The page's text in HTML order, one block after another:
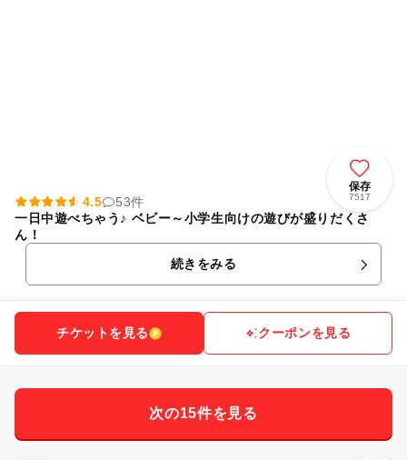
保存
7517
4.5
53件
一日中遊べちゃう♪ ベビー～小学生向けの遊びが盛りだくさ
ん！
続きをみる
チケットを見る クーポンを見る
次の15件を見る